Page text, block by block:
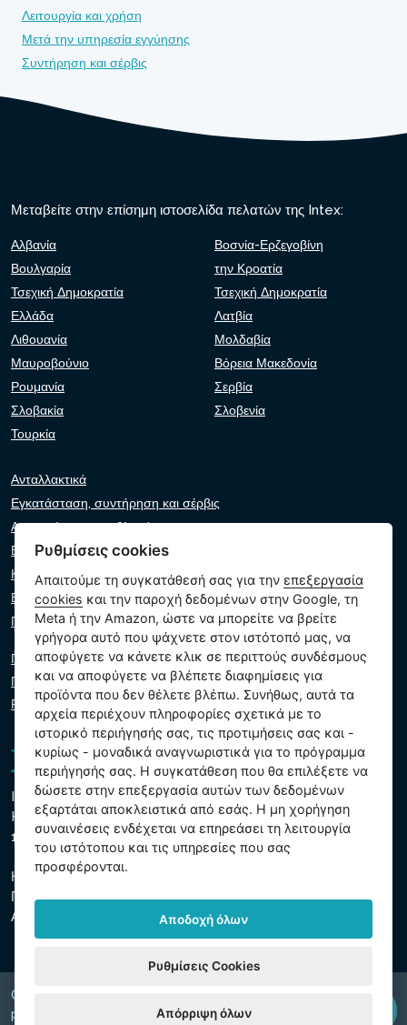
Λειτουργία και χρήση
Μετά την υπηρεσία εγγύησης
Συντήρηση και σέρβις
Μεταβείτε στην επίσημη ιστοσελίδα πελατών της Intex:
Αλβανία
Βοσνία-Ερζεγοβίνη
Βουλγαρία
την Κροατία
Τσεχική Δημοκρατία
Τσεχική Δημοκρατία
Ελλάδα
Λατβία
Λιθουανία
Μολδαβία
Μαυροβούνιο
Βόρεια Μακεδονία
Ρουμανία
Σερβία
Σλοβακία
Σλοβενία
Τουρκία
Ανταλλακτικά
Εγκατάσταση, συντήρηση και σέρβις
Αντιμετώπιση προβλημάτων
Εγγυήσεις και αξιώσεις
Κατάλογος λιανοπωλητών
Εικονικός βοηθός
Γράψτε μας
Πολιτική απορρήτου
Πολιτική cookie
Ρυθμίσεις cookies
Intex Trading, s.r.o.
Hradecká 2526/3
130 00 Πράγα 3 - Τσεχική Δημοκρατία
Η εταιρεία είναι εγγεγραμμένη στο δημοτικό δικαστήριο της
Πράγας, τμήμα Γ, ένθετο 74759
ΑΜΕ 26150808, ΑΦΜ CZ26150808
Copyright © 2026 INTEX TRADING s.r.o. Všechna
právavyhrazena.
Ρυθμίσεις cookies
Απαιτούμε τη συγκατάθεσή σας για τηνεπεξεργασία
cookies και την παροχή δεδομένων στην Google, τη
Meta ή την Amazon, ώστε να μπορείτε να βρείτε
γρήγορα αυτό που ψάχνετε στον ιστότοπό μας, να
αποφύγετε να κάνετε κλικ σε περιττούς συνδέσμους
και να αποφύγετε να βλέπετε διαφημίσεις για
προϊόντα που δεν θέλετε βλέπω. Συνήθως, αυτά τα
αρχεία περιέχουν πληροφορίες σχετικά με το
ιστορικό περιήγησής σας, τις προτιμήσεις σας και -
κυρίως - μοναδικά αναγνωριστικά για το πρόγραμμα
περιήγησής σας. Η συγκατάθεση που θα επιλέξετε να
δώσετε στην επεξεργασία αυτών των δεδομένων
εξαρτάται αποκλειστικά από εσάς. Η μη χορήγηση
συναινέσεις ενδέχεται να επηρεάσει τη λειτουργία
του ιστότοπου και τις υπηρεσίες που σας
προσφέρονται.
Αποδοχή όλων
Ρυθμίσεις Cookies
Απόρριψη όλων